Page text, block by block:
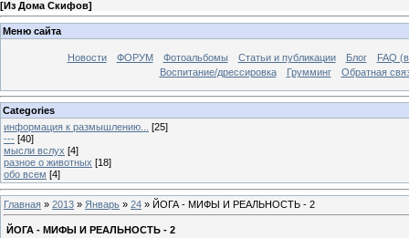
[Из Дома Скифов]
Меню сайта
Новости ФОРУМ Фотоальбомы Статьи и публикации Блог
FAQ
Воспитание/дрессировка
Грумминг Обратная
Categories
информация к размышлению...
[25]
--- [40]
мысли вслух [4]
разное о животных [18]
обо всем [4]
Главная » 2013 » Январь » 24 » ЙОГА - МИФЫ И РЕАЛЬНОСТЬ - 2
ЙОГА - МИФЫ И РЕАЛЬНОСТЬ - 2